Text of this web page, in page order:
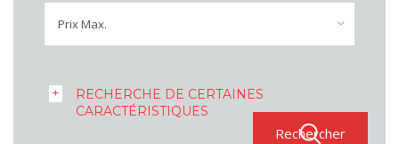
Prix Max.
RECHERCHE DE CERTAINES
CARACTÉRISTIQUES